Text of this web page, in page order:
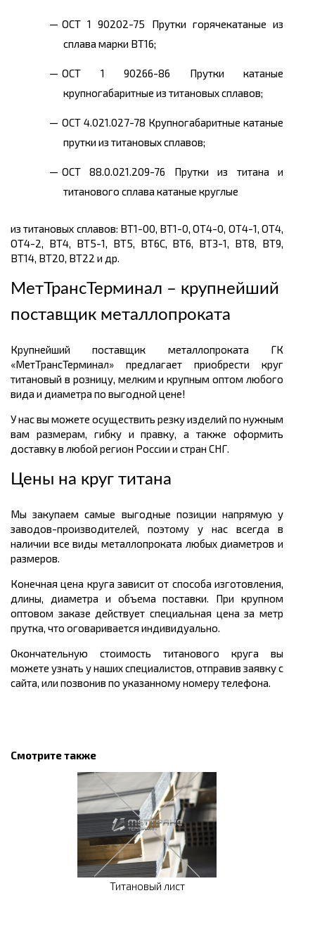
ОСТ 1 90202-75 Прутки горячекатаные из
сплава марки ВТ16;
ОСТ 1 90266-86 Прутки катаные
крупногабаритные из титановых сплавов;
ОСТ 4.021.027-78 Крупногабаритные катаные
прутки из титановых сплавов;
ОСТ 88.0.021.209-76 Прутки из титана и
титанового сплава катаные круглые
из титановых сплавов: ВТ1-00, ВТ1-0, ОТ4-0, ОТ4-1, ОТ4,
ОТ4-2, ВТ4, BT5-1, ВТ5, ВТ6С, ВТ6, ВТЗ-1, ВТ8, ВТ9,
ВТ14, ВТ20, ВТ22 и др.
МетТрансТерминал – крупнейший
поставщик металлопроката
Крупнейший поставщик металлопроката ГК
«МетТрансТерминал» предлагает приобрести круг
титановый в розницу, мелким и крупным оптом любого
вида и диаметра по выгодной цене!
У нас вы можете осуществить резку изделий по нужным
вам размерам, гибку и правку, а также оформить
доставку в любой регион России и стран СНГ.
Цены на круг титана
Мы закупаем самые выгодные позиции напрямую у
заводов-производителей, поэтому у нас всегда в
наличии все виды металлопроката любых диаметров и
размеров.
Конечная цена круга зависит от способа изготовления,
длины, диаметра и объема поставки. При крупном
оптовом заказе действует специальная цена за метр
прутка, что оговаривается индивидуально.
Окончательную стоимость титанового круга вы
можете узнать у наших специалистов, отправив заявку с
сайта, или позвонив по указанному номеру телефона.
Смотрите также
Титановый лист